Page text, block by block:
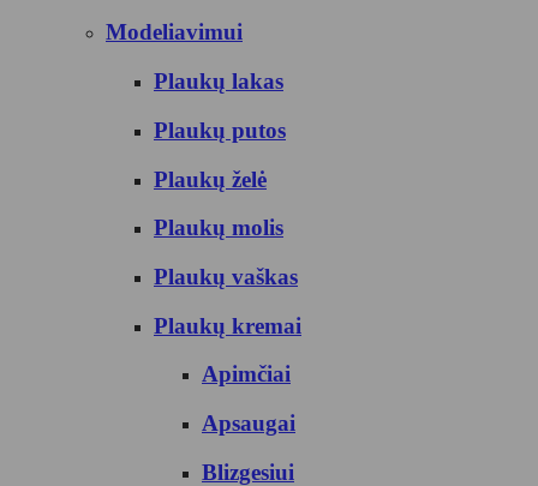
Modeliavimui
Plaukų lakas
Plaukų putos
Plaukų želė
Plaukų molis
Plaukų vaškas
Plaukų kremai
Apimčiai
Apsaugai
Blizgesiui